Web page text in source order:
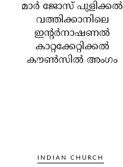
മാര്‍ ജോസ് പുളിക്കല്‍
വത്തിക്കാനിലെ
ഇന്റര്‍നാഷണല്‍
കാറ്റക്കേറ്റിക്കല്‍
കൗണ്‍സില്‍ അംഗം
INDIAN CHURCH